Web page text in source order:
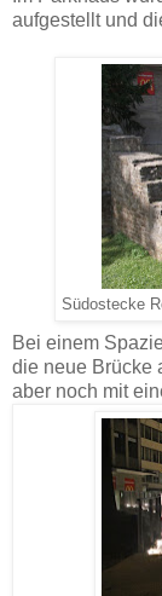
aufgestellt und
Südostecke
Bei einem
die neue Brücke
aber noch mit